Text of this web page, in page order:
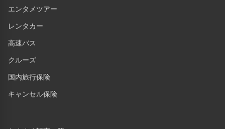
エンタメツアー
レンタカー
高速バス
クルーズ
国内旅行保険
キャンセル保険